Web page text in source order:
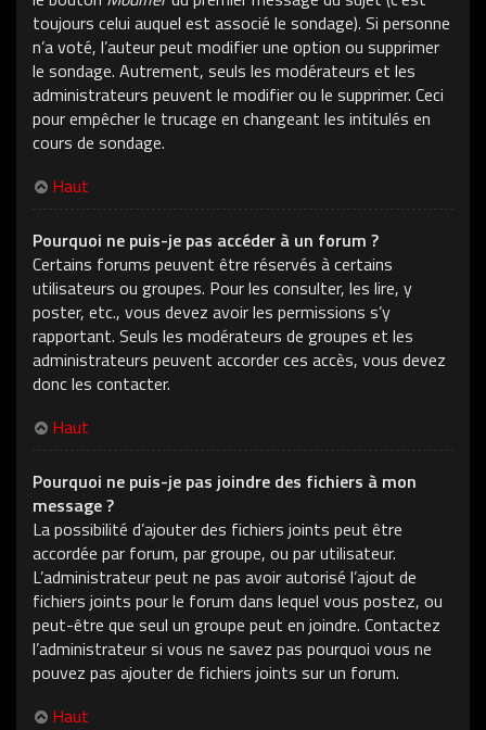
toujours celui auquel est associé le sondage). Si personne
n’a voté, l’auteur peut modifier une option ou supprimer
le sondage. Autrement, seuls les modérateurs et les
administrateurs peuvent le modifier ou le supprimer. Ceci
pour empêcher le trucage en changeant les intitulés en
cours de sondage.
Haut
Pourquoi ne puis-je pas accéder à un forum ?
Certains forums peuvent être réservés à certains
utilisateurs ou groupes. Pour les consulter, les lire, y
poster, etc., vous devez avoir les permissions s’y
rapportant. Seuls les modérateurs de groupes et les
administrateurs peuvent accorder ces accès, vous devez
donc les contacter.
Haut
Pourquoi ne puis-je pas joindre des fichiers à mon
message ?
La possibilité d’ajouter des fichiers joints peut être
accordée par forum, par groupe, ou par utilisateur.
L’administrateur peut ne pas avoir autorisé l’ajout de
fichiers joints pour le forum dans lequel vous postez, ou
peut-être que seul un groupe peut en joindre. Contactez
l’administrateur si vous ne savez pas pourquoi vous ne
pouvez pas ajouter de fichiers joints sur un forum.
Haut